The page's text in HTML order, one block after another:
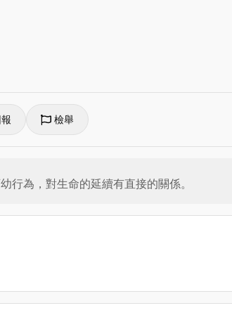
檢舉
行為，對生命的延續有直接的關係。